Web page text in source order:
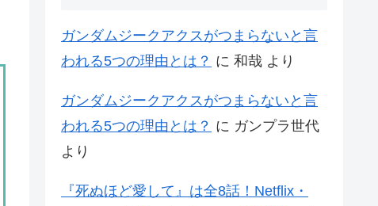
ガンダムジークアクスがつまらないと言
われる5つの理由とは？ に 和哉 より
ガンダムジークアクスがつまらないと言
われる5つの理由とは？ に ガンプラ世代
より
『死ぬほど愛して』は全8話！Netflix・